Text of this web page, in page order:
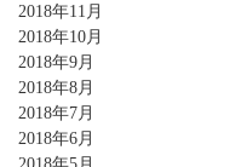
2018年11月
2018年10月
2018年9月
2018年8月
2018年7月
2018年6月